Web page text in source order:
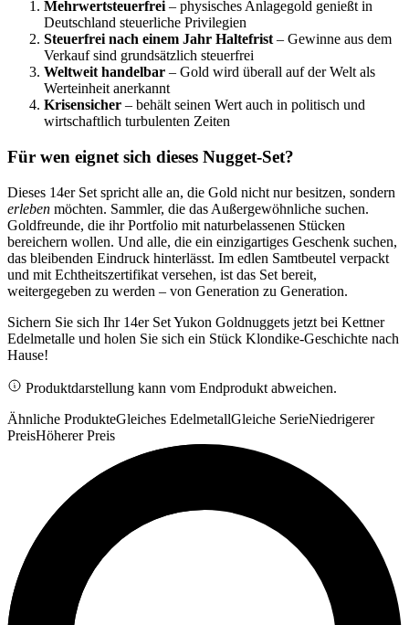
Mehrwertsteuerfrei – physisches Anlagegold genießt in
Deutschland steuerliche Privilegien
Steuerfrei nach einem Jahr Haltefrist – Gewinne aus dem
Verkauf sind grundsätzlich steuerfrei
Weltweit handelbar – Gold wird überall auf der Welt als
Werteinheit anerkannt
Krisensicher – behält seinen Wert auch in politisch und
wirtschaftlich turbulenten Zeiten
Für wen eignet sich dieses Nugget-Set?
Dieses 14er Set spricht alle an, die Gold nicht nur besitzen, sondern
erleben möchten. Sammler, die das Außergewöhnliche suchen.
Goldfreunde, die ihr Portfolio mit naturbelassenen Stücken
bereichern wollen. Und alle, die ein einzigartiges Geschenk suchen,
das bleibenden Eindruck hinterlässt. Im edlen Samtbeutel verpackt
und mit Echtheitszertifikat versehen, ist das Set bereit,
weitergegeben zu werden – von Generation zu Generation.
Sichern Sie sich Ihr 14er Set Yukon Goldnuggets jetzt bei Kettner
Edelmetalle und holen Sie sich ein Stück Klondike-Geschichte nach
Hause!
Produktdarstellung kann vom Endprodukt abweichen.
Ähnliche ProdukteGleiches EdelmetallGleiche SerieNiedrigerer
PreisHöherer Preis